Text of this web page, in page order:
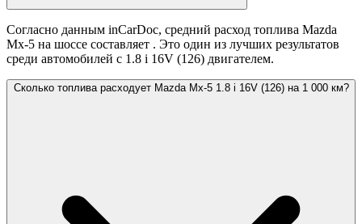
Согласно данным inCarDoc, средний расход топлива Mazda
Mx-5 на шоссе составляет . Это один из лучших результатов
среди автомобилей с 1.8 i 16V (126) двигателем.
Сколько топлива расходует Mazda Mx-5 1.8 i 16V (126) на 1 000 км?